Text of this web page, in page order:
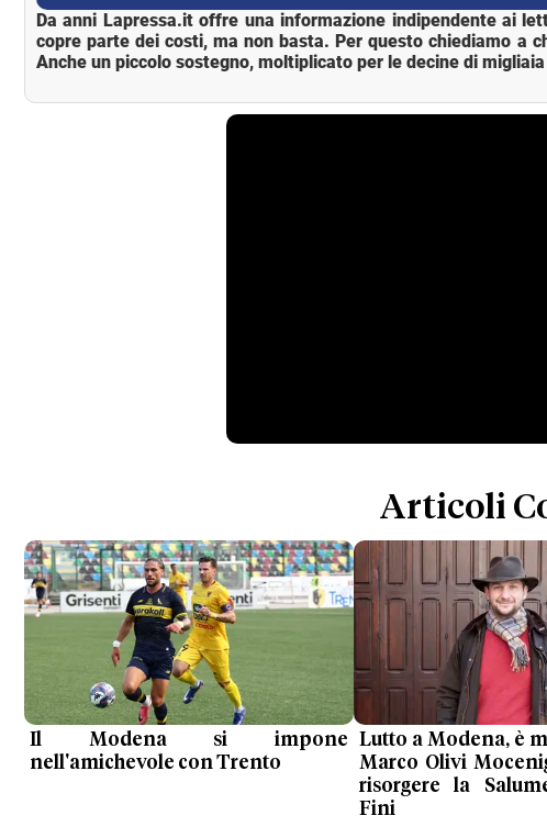
Da anni Lapressa.it offre una informazione indipendente ai
copre parte dei costi, ma non basta. Per questo chiediamo a
Anche un piccolo sostegno, moltiplicato per le decine di
Articoli
Il Modena si impone
nell'amichevole con Trento
Lutto a Modena, è
Marco Olivi
risorgere la
Fini